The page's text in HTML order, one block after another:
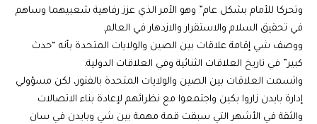
وتحركا للأمام بشكل عام” وهو الأمر الذي عزز رفاهية شعبيهما وساهم
في تحقيق السلام والاستقرار والازدهار في العالم.
ووصف شي إقامة علاقات بين الصين والولايات المتحدة بأنه “حدث
كبير” في تاريخ العلاقات الثنائية وفي العلاقات الدولية.
واتسمت العلاقات بين الصين والولايات المتحدة بالفتور، لكن مسؤولي
إدارة بايدن زاروا بكين واجتمعوا مع نظرائهم لإعادة بناء الاتصالات
والثقة في الأشهر التي سبقت قمة مهمة بين شي وبايدن في سان